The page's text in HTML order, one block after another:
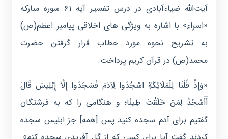
آیت‌الله ضیاءآبادی در درس تفسیر آیه ۶۱ سوره مبارکه
«اسراء» با اشاره به ویژگی های اخلاقی پیامبر اعظم(ص)
به تشریح نحوه مورد خطاب قرار گرفتن حضرت
محمد(ص) در قرآن کریم پرداخت.
«وَإِذْ قُلْنَا لِلْمَلَائِکَةِ اسْجُدُوا لِآدَمَ فَسَجَدُوا إِلَّا إِبْلِیسَ قَالَ
أَأَسْجُدُ لِمَنْ خَلَقْتَ طِینًا؛ و هنگامى را که به فرشتگان
گفتیم براى آدم سجده کنید پس [همه] جز ابلیس سجده